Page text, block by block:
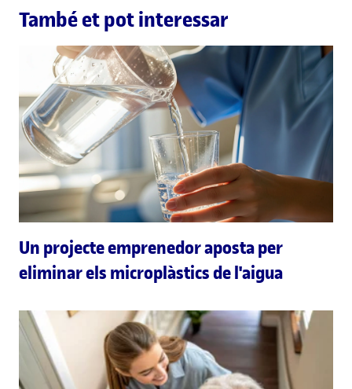
També et pot interessar
Un projecte emprenedor aposta per
eliminar els microplàstics de l'aigua